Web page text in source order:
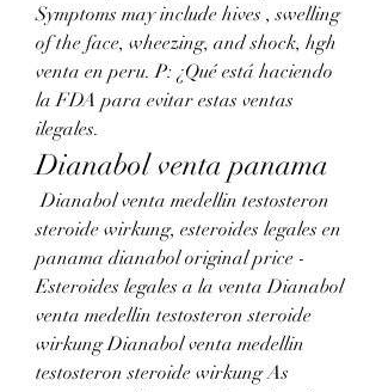
Symptoms may include hives , swelling
of the face, wheezing, and shock, hgh
venta en peru. P: ¿Qué está haciendo
la FDA para evitar estas ventas
ilegales.
Dianabol venta panama
Dianabol venta medellin testosteron
steroide wirkung, esteroides legales en
panama dianabol original price -
Esteroides legales a la venta Dianabol
venta medellin testosteron steroide
wirkung Dianabol venta medellin
testosteron steroide wirkung As